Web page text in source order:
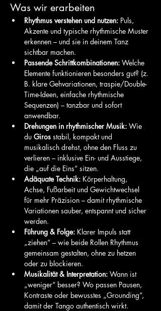
Was wir erarbeiten
Rhythmus verstehen und nutzen: Puls,
Akzente und typische rhythmische Muster
erkennen – und sie in deinem Tanz
sichtbar machen.
Passende Schrittkombinationen: Welche
Elemente funktionieren besonders gut? (z.
B. klare Gehvariationen, traspie/Double-
Time-Ideen, einfache rhythmische
Sequenzen) – tanzbar und sofort
anwendbar.
Drehungen in rhythmischer Musik: Wie
du Giros stabil, kompakt und
musikalisch drehst, ohne den Fluss zu
verlieren – inklusive Ein- und Ausstiege,
die „auf die Eins“ sitzen.
Adäquate Technik: Körperhaltung,
Achse, Fußarbeit und Gewichtwechsel
für mehr Präzision – damit rhythmische
Variationen sauber, entspannt und sicher
werden.
Führung & Folge: Klarer Impuls statt
„ziehen“ – wie beide Rollen Rhythmus
gemeinsam gestalten, ohne zu hetzen
oder zu blockieren.
Musikalität & Interpretation: Wann ist
„weniger“ besser? Wo passen Pausen,
Kontraste oder bewusstes „Grounding“,
damit der Tango authentisch wirkt.